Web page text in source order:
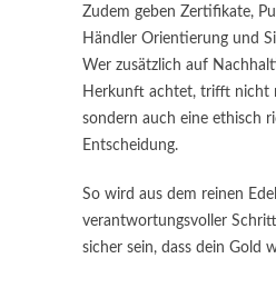
Zudem geben Zertifikate,
Händler Orientierung und
Wer zusätzlich auf
Herkunft achtet, trifft nicht
sondern auch eine ethisch
Entscheidung.
So wird aus dem reinen
verantwortungsvoller
sicher sein, dass dein Gold